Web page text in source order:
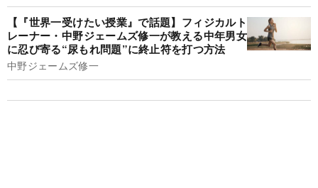
【『世界一受けたい授業』で話題】フィジカルト
レーナー・中野ジェームズ修一が教える中年男女
に忍び寄る“尿もれ問題”に終止符を打つ方法
中野ジェームズ修一